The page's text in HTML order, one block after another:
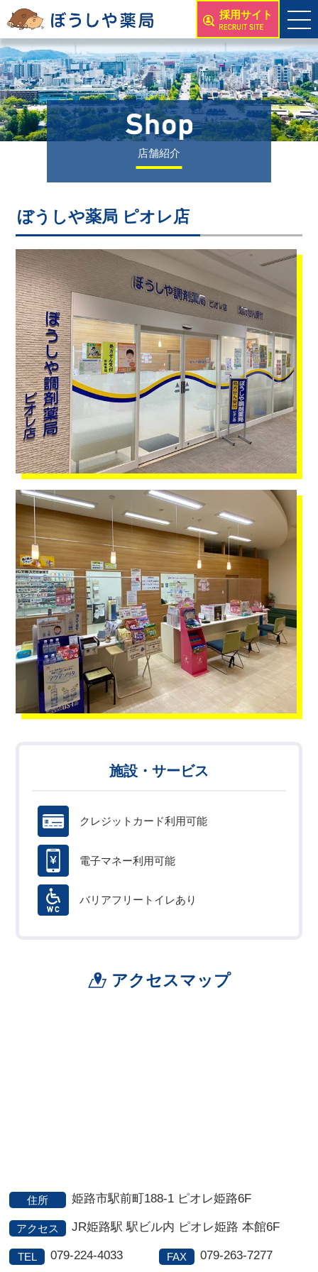
採用サイト
店舗紹介
ぼうしや薬局 ピオレ店
施設・サービス
クレジットカード利用可能
電子マネー利用可能
バリアフリートイレあり
アクセスマップ
住所 姫路市駅前町188-1 ピオレ姫路6F
アクセス JR姫路駅 駅ビル内 ピオレ姫路 本館6F
TEL 079-224-4033 FAX 079-263-7277